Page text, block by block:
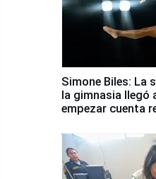
Simone Biles: La
la gimnasia llegó
empezar cuenta